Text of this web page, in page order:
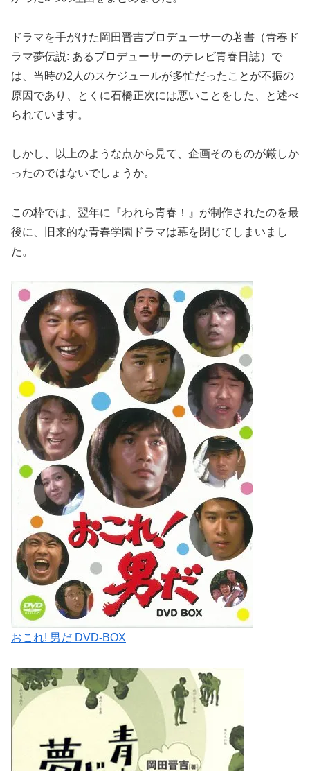
ドラマを手がけた岡田晋吉プロデューサーの著書（青春ド
ラマ夢伝説: あるプロデューサーのテレビ青春日誌）で
は、当時の2人のスケジュールが多忙だったことが不振の
原因であり、とくに石橋正次には悪いことをした、と述べ
られています。
しかし、以上のような点から見て、企画そのものが厳しか
ったのではないでしょうか。
この枠では、翌年に『われら青春！』が制作されたのを最
後に、旧来的な青春学園ドラマは幕を閉じてしまいまし
た。
おこれ! 男だ DVD-BOX